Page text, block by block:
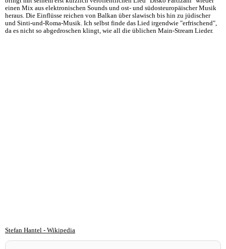
einen Mix aus elektronischen Sounds und ost- und südosteuropäischer Musik
heraus. Die Einflüsse reichen von Balkan über slawisch bis hin zu jüdischer
und Sinti-und-Roma-Musik. Ich selbst finde das Lied irgendwie "erfrischend",
da es nicht so abgedroschen klingt, wie all die üblichen Main-Stream Lieder.
Stefan Hantel - Wikipedia